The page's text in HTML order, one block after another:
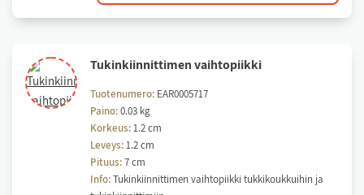
liitospala
määrä
Tu­kin­kiin­nit­ti­men vaih­to­piik­ki
Tuotenumero: EAR0005717
Paino:0.03 kg
Korkeus:1.2 cm
Leveys:1.2 cm
Pituus:7 cm
Info:Tukinkiinnittimen vaihtopiikki tukkikoukkuihin ja